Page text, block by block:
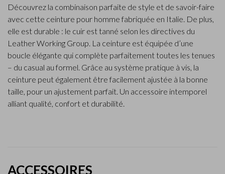
Découvrez la combinaison parfaite de style et de savoir-faire
avec cette ceinture pour homme fabriquée en Italie. De plus,
elle est durable : le cuir est tanné selon les directives du
Leather Working Group. La ceinture est équipée d’une
boucle élégante qui complète parfaitement toutes les tenues
– du casual au formel. Grâce au système pratique à vis, la
ceinture peut également être facilement ajustée à la bonne
taille, pour un ajustement parfait. Un accessoire intemporel
alliant qualité, confort et durabilité.
ACCESSOIRES